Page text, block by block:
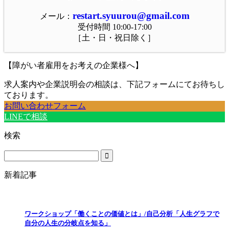
メール： restart.syuurou@gmail.com
受付時間 10:00-17:00
［土・日・祝日除く］
【障がい者雇用をお考えの企業様へ】
求人案内や企業説明会の相談は、下記フォームにてお待ちし
ております。
お問い合わせフォーム
LINEで相談
検索
新着記事
ワークショップ「働くことの価値とは」/自己分析「人生グラフで
自分の人生の分岐点を知る」